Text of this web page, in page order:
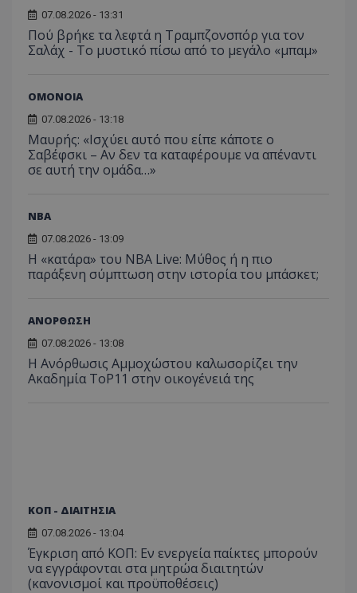
07.08.2026 - 13:31
Πού βρήκε τα λεφτά η Τραμπζονσπόρ για τον
Σαλάχ - Το μυστικό πίσω από το μεγάλο «μπαμ»
ΟΜΟΝΟΙΑ
07.08.2026 - 13:18
Μαυρής: «Ισχύει αυτό που είπε κάποτε ο
Σαβέφσκι – Αν δεν τα καταφέρουμε να απέναντι
σε αυτή την ομάδα…»
NBA
07.08.2026 - 13:09
Η «κατάρα» του NBA Live: Μύθος ή η πιο
παράξενη σύμπτωση στην ιστορία του μπάσκετ;
ΑΝΟΡΘΩΣΗ
07.08.2026 - 13:08
Η Ανόρθωσις Αμμοχώστου καλωσορίζει την
Ακαδημία ToP11 στην οικογένειά της
ΚΟΠ - ΔΙΑΙΤΗΣΙΑ
07.08.2026 - 13:04
Έγκριση από ΚΟΠ: Εν ενεργεία παίκτες μπορούν
να εγγράφονται στα μητρώα διαιτητών
(κανονισμοί και προϋποθέσεις)